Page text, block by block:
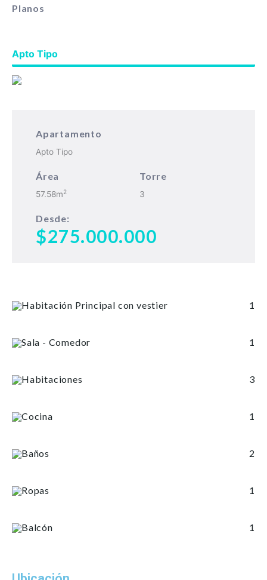
Planos
Apto Tipo
Apartamento
Apto Tipo
Área
57.58m2
Torre
3
Desde:
$275.000.000
Habitación Principal con vestier 1
Sala - Comedor 1
Habitaciones 3
Cocina 1
Baños 2
Ropas 1
Balcón 1